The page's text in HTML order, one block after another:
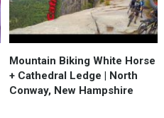
Mountain Biking White Horse
+ Cathedral Ledge | North
Conway, New Hampshire